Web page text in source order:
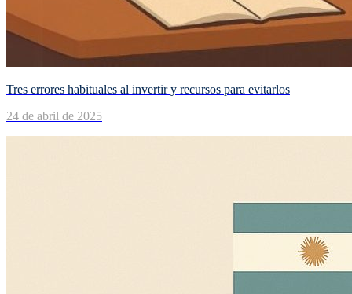
Tres errores habituales al invertir y recursos para evitarlos
24 de abril de 2025